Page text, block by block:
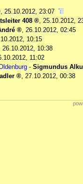
, 25.10.2012, 23:07
408 , 25.10.2012,
, 26.10.2012, 02:45
10:15
26.10.2012, 10:38
11:02
- Sigmundus
adler , 27.10.2012, 00:38